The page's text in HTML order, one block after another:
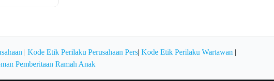
| Kode Etik Perilaku Perusahaan Pers| Kode Etik Perilaku Wartawan |
Pemberitaan Ramah Anak